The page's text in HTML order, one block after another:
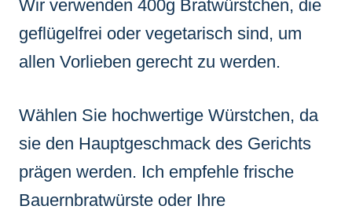
Wir verwenden 400g Bratwürstchen, die
geflügelfrei oder vegetarisch sind, um
allen Vorlieben gerecht zu werden.
Wählen Sie hochwertige Würstchen, da
sie den Hauptgeschmack des Gerichts
prägen werden. Ich empfehle frische
Bauernbratwürste oder Ihre